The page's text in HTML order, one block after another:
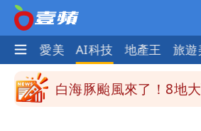
愛美 AI科技 地產王 旅遊
策高層牽涉其中」才不
柯文哲陪媽媽過父親
我最重要的一課」
慈濟內部信流出！公開
程
白海豚颱風來了！8地